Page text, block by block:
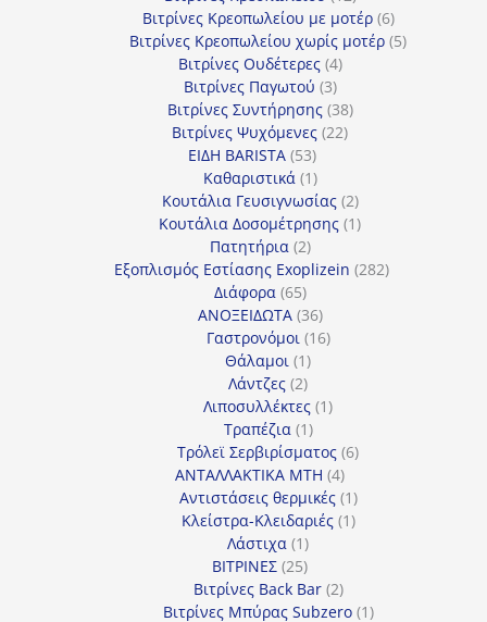
προϊόντα
Βιτρίνες Κρεοπωλείου με μοτέρ 66
προϊόντα
Βιτρίνες Κρεοπωλείου χωρίς μοτέρ 55
Βιτρίνες Ουδέτερες 44
προϊόντα
Βιτρίνες Παγωτού 33
προϊόντα
Βιτρίνες Συντήρησης 3838
προϊόντα
Βιτρίνες Ψυχόμενες 2222
ΕΙΔΗ BARISTA 5353
προϊόντα
Καθαριστικά 11
προϊόν
Κουτάλια Γευσιγνωσίας 22
προϊόντα
Κουτάλια Δοσομέτρησης 11
Πατητήρια 22
προϊόντα
Εξοπλισμός Εστίασης Exoplizein 282282
Διάφορα 6565
προϊόντα
ΑΝΟΞΕΙΔΩΤΑ 3636
προϊόντα
Γαστρονόμοι 1616
Θάλαμοι 11
προϊόν
Λάντζες 22
προϊόντα
Λιποσυλλέκτες 11
Τραπέζια 11
προϊόν
Τρόλεϊ Σερβιρίσματος 66
ΑΝΤΑΛΛΑΚΤΙΚΑ MTH 44
προϊόντα
Αντιστάσεις θερμικές 11
προϊόν
Κλείστρα-Κλειδαριές 11
Λάστιχα 11
προϊόν
ΒΙΤΡΙΝΕΣ 2525
προϊόντα
Βιτρίνες Back Bar 22
προϊόντα
Βιτρίνες Mπύρας Subzero 11